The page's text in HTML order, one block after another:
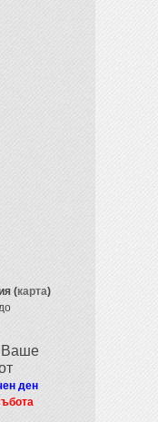
(карта)
Ваше
ден